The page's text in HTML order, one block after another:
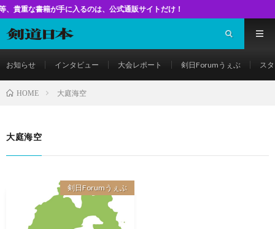
が手に入るのは、公式通販サイトだけ！
お知らせ インタビュー 大会レポート 剣日Forumうぇぶ ス
HOME 大庭海空
大庭海空
剣日Forumうぇぶ